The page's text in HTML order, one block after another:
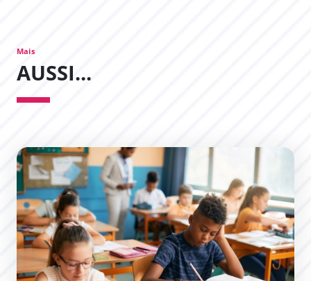
Mais
AUSSI...
Lutte contre l’évitement scolaire